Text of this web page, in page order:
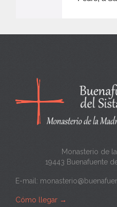
n
a
Monasterio de
19443 Buenafuente
E-mail:
Cómo llegar →